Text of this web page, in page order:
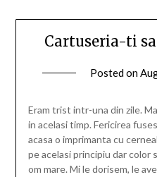
Cartuseria-ti
Posted on
Eram trist intr-una din zile.
in acelasi timp. Fericirea
acasa o imprimanta cu
pe acelasi principiu dar color
om mare. Mi le dorisem, le